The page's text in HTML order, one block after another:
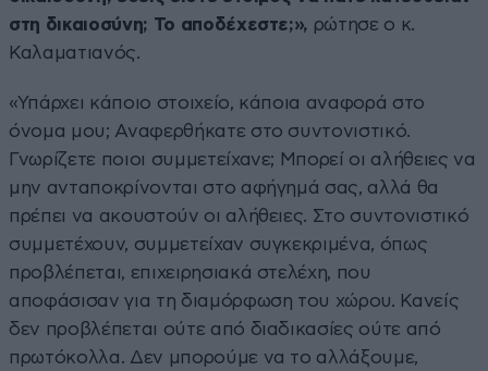
στη δικαιοσύνη; Το αποδέχεστε;», ρώτησε ο κ.
Καλαματιανός.
«Υπάρχει κάποιο στοιχείο, κάποια αναφορά στο
όνομα μου; Αναφερθήκατε στο συντονιστικό.
Γνωρίζετε ποιοι συμμετείχανε; Μπορεί οι αλήθειες να
μην ανταποκρίνονται στο αφήγημά σας, αλλά θα
πρέπει να ακουστούν οι αλήθειες. Στο συντονιστικό
συμμετέχουν, συμμετείχαν συγκεκριμένα, όπως
προβλέπεται, επιχειρησιακά στελέχη, που
αποφάσισαν για τη διαμόρφωση του χώρου. Κανείς
δεν προβλέπεται ούτε από διαδικασίες ούτε από
πρωτόκολλα. Δεν μπορούμε να το αλλάξουμε,